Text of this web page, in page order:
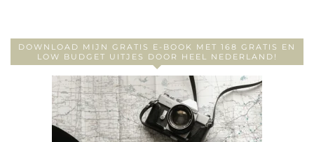
DOWNLOAD MIJN GRATIS E-BOOK MET 168 GRATIS EN
LOW BUDGET UITJES DOOR HEEL NEDERLAND!